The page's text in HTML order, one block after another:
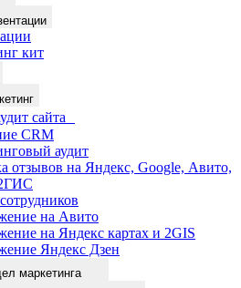
кит
сайта
CRM
аудит
отзывов на Яндекс, Google, Авито,
на Авито
на Яндекс картах и 2GIS
Яндекс Дзен
маркетинга